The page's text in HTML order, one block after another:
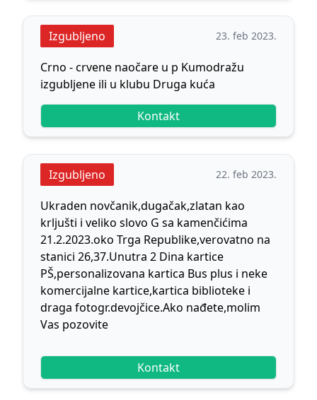
Izgubljeno 23. feb 2023.
Crno - crvene naočare u p Kumodražu
izgubljene ili u klubu Druga kuća
Kontakt
Izgubljeno 22. feb 2023.
Ukraden novčanik,dugačak,zlatan kao
krljušti i veliko slovo G sa kamenčićima
21.2.2023.oko Trga Republike,verovatno na
stanici 26,37.Unutra 2 Dina kartice
PŠ,personalizovana kartica Bus plus i neke
komercijalne kartice,kartica biblioteke i
draga fotogr.devojčice.Ako nađete,molim
Vas pozovite
Kontakt